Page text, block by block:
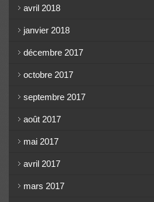
avril 2018
janvier 2018
décembre 2017
octobre 2017
septembre 2017
août 2017
mai 2017
avril 2017
mars 2017